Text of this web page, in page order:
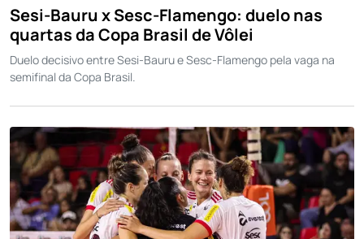
Sesi-Bauru x Sesc-Flamengo: duelo nas
quartas da Copa Brasil de Vôlei
Duelo decisivo entre Sesi-Bauru e Sesc-Flamengo pela vaga na
semifinal da Copa Brasil.